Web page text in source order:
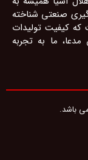
گیری صنعتی شناخته
کیفیت تولیدات
مدعا، ما به تجربه
باشد.